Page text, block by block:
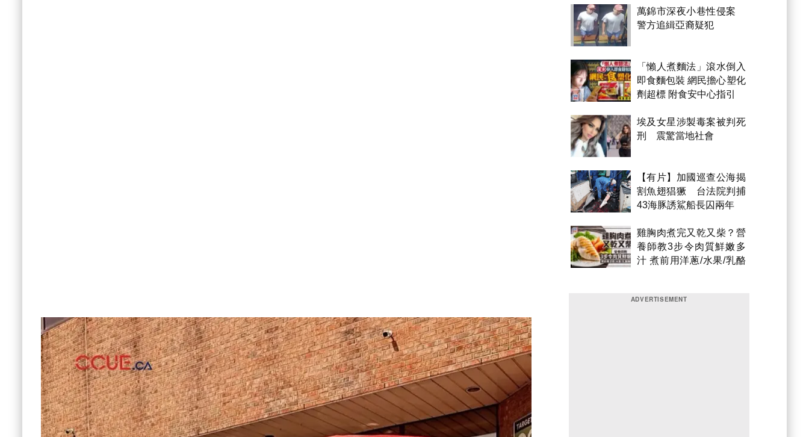
萬錦市深夜小巷性侵案
警方追緝亞裔疑犯
「懶人煮麵法」滾水倒入
即食麵包裝 網民擔心塑化
劑超標 附食安中心指引
埃及女星涉製毒案被判死
刑 震驚當地社會
【有片】加國巡查公海揭
割魚翅猖獗 台法院判捕
43海豚誘鯊船長囚兩年
雞胸肉煮完又乾又柴？營
養師教3步令肉質鮮嫩多
汁 煮前用洋蔥/水果/乳酪